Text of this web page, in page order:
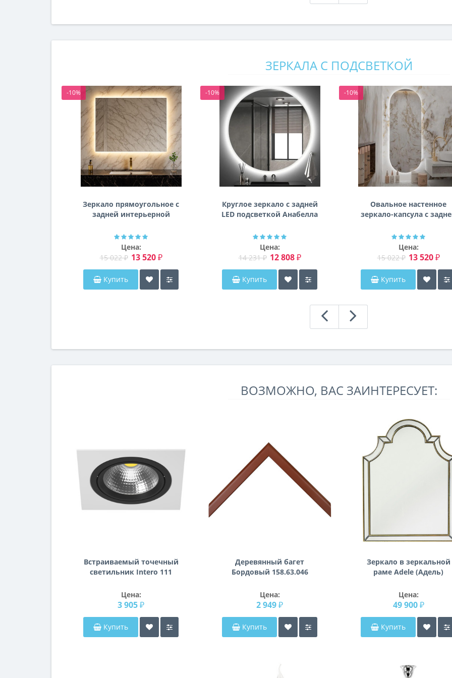
ЗЕРКАЛА С ПОДСВЕТКОЙ
-10%
Зеркало прямоугольное с
задней интерьерной
Далтон
Цена:
15 022 ₽ 13 520 ₽
Купить
-10%
Круглое зеркало с задней
LED подсветкой Анабелла
Цена:
14 231 ₽ 12 808 ₽
Купить
-10%
Овальное настенное
зеркало-капсула с
Мэриэнн
Цена:
15 022 ₽ 13 520 ₽
Купить
ВОЗМОЖНО, ВАС ЗАИНТЕРЕСУЕТ:
Встраиваемый точечный
светильник Intero 111
Цена:
3 905 ₽
Купить
Деревянный багет
Бордовый 158.63.046
Цена:
2 949 ₽
Купить
Зеркало в зеркальной
раме Adele (Адель)
Цена:
49 900 ₽
Купить